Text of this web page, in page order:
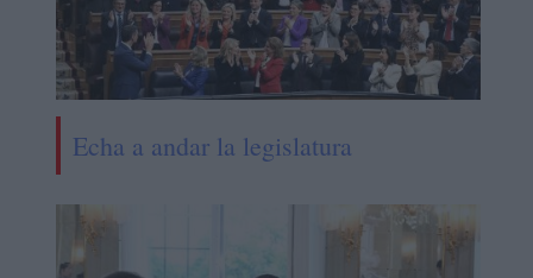
Echa a andar la legislatura